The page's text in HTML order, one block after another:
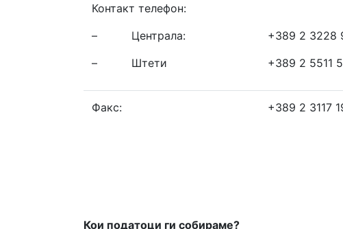
Контакт телефон:
– Централа:
– Штети
+389 2 3228
+389 2 5511
Факс: +389 2 3117
Кои податоци ги собираме?